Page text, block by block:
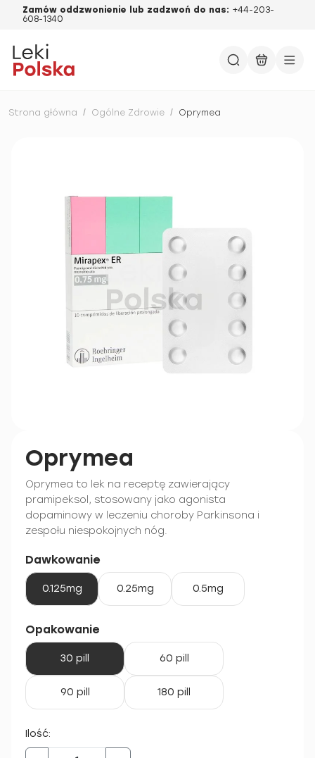
Zamów oddzwonienie lub zadzwoń do nas: +44-203-
608-1340
Strona główna / Ogólne Zdrowie / Oprymea
Oprymea
Oprymea to lek na receptę zawierający
pramipeksol, stosowany jako agonista
dopaminowy w leczeniu choroby Parkinsona i
zespołu niespokojnych nóg.
Dawkowanie
0.125mg 0.25mg 0.5mg
Opakowanie
30 pill 60 pill
90 pill 180 pill
Ilość: